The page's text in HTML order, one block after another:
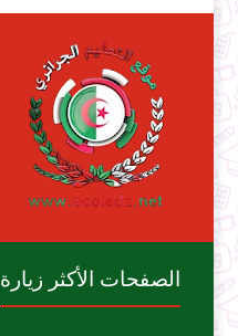
الصفحات الأكثر زيارة